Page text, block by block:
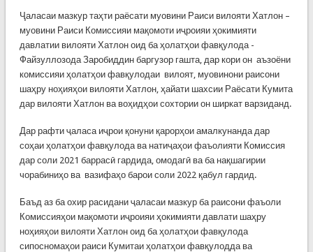
Ҷаласаи мазкур таҳти раёсати муовини Раиси вилояти Хатлон –
муовини Раиси Комиссияи мақомоти иҷроияи ҳокимияти
давлатии вилояти Хатлон оид ба ҳолатҳои фавқулода -
Файзуллозода Заробиддин баргузор гашта, дар кори он аъзоёни
комиссияи ҳолатҳои фавқулодаи вилоят, муовинони раисони
шаҳру ноҳияҳои вилояти Хатлон, ҳайати шахсии Раёсати Кумита
дар вилояти Хатлон ва воҳидҳои сохтории он ширкат варзиданд.
Дар рафти ҷаласа иҷрои қонуни қарорҳои амалкунанда дар
соҳаи ҳолатҳои фавқулода ва натиҷаҳои фаъолияти Комиссия
дар соли 2021 баррасӣ гардида, омодагӣ ва ба нақшагирии
чорабиниҳо ва вазифаҳо барои соли 2022 қабул гардид.
Баъд аз ба охир расидани ҷаласаи мазкур ба раисони фаъоли
Комиссияҳои мақомоти иҷроияи ҳокимияти давлати шаҳру
ноҳияҳои вилояти Хатлон оид ба ҳолатҳои фавқулода
сипосномаҳои раиси Кумитаи ҳолатҳои фавқулодда ва